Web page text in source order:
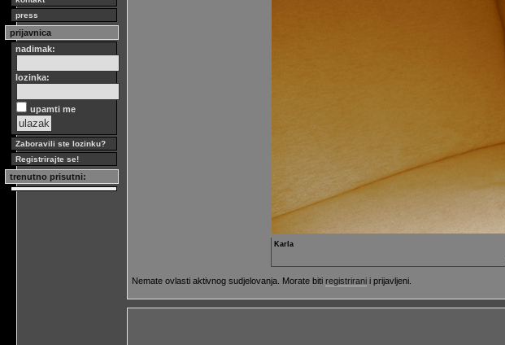
press
prijavnica
nadimak:
lozinka:
upamti me
Zaboravili ste lozinku?
Registrirajte se!
trenutno prisutni:
Karla
Nemate ovlasti aktivnog sudjelovanja. Morate biti registrirani i prijavljeni.